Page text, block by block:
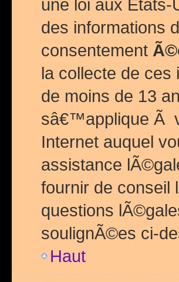
une loi aux
des informations
consentement
la collecte de
de moins de 13
sâ€™applique Ã
Internet auquel
assistance
fournir de conseil
questions
soulignÃ©es ci-
Haut